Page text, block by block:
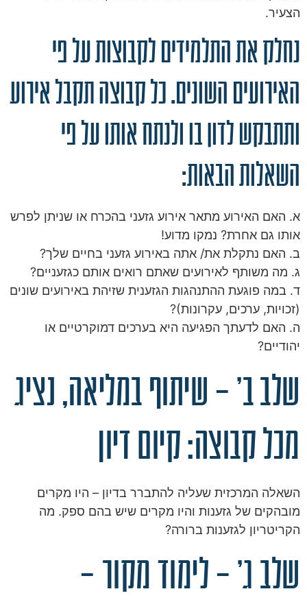
הצעיר.
נחלק את התלמידים לקבוצות על פי
האירועים השונים. כל קבוצה תקבל אירוע
ותתבקש לדון בו ולנתח אותו על פי
השאלות הבאות:
א. האם האירוע מתאר אירוע גזעני בהכרח או שניתן לפרש
אותו גם אחרת? נמקו מדוע!
ב. האם נתקלת את/ אתה באירוע גזעני בחיים שלך?
ג. מה משותף לאירועים שאתם רואים אותם כגזעניים?
ד. במה פוגעת ההתנהגות הגזענית שזיהת באירועים שונים
(זכויות, ערכים, עקרונות)?
ה. האם לדעתך הפגיעה היא בערכים דמוקרטיים או
יהודיים?
שלב ב' – שיתוף במליאה, נציג
מכל קבוצה: קיום דיון
השאלה המרכזית שעליה להתברר בדיון – היו מקרים
מובהקים של גזענות והיו מקרים שיש בהם ספק. מה
הקריטריון לגזענות ברורה?
שלב ג' – לימוד מקור –